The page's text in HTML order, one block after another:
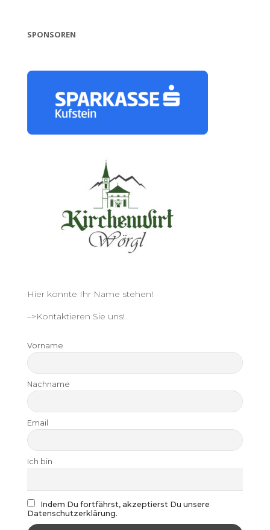
SPONSOREN
Hier könnte Ihr Name stehen!
–>Kontaktieren Sie uns!
Vorname
Nachname
Email
Ich bin
Indem Du fortfährst, akzeptierst Du unsere
Datenschutzerklärung.